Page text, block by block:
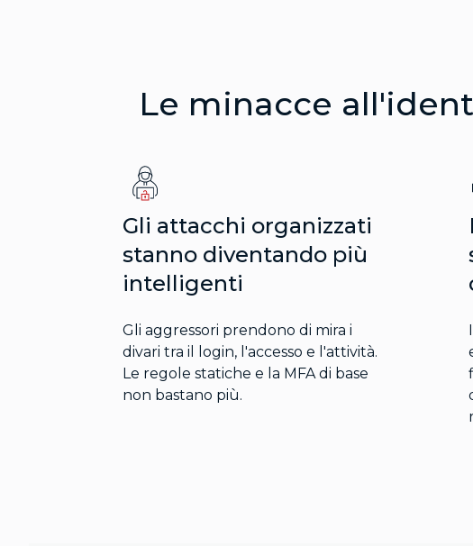
Le minacce
Gli attacchi organizzati
stanno diventando più
intelligenti
Gli aggressori prendono di mira i
divari tra il login, l'accesso e l'attività.
Le regole statiche e la MFA di base
non bastano più.